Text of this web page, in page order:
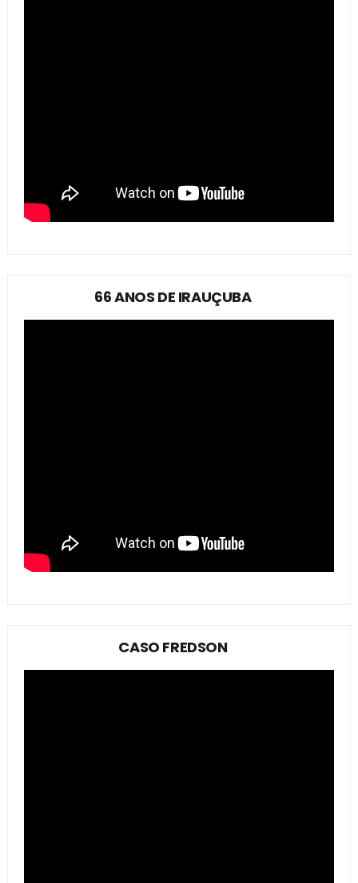
66 ANOS DE IRAUÇUBA
CASO FREDSON